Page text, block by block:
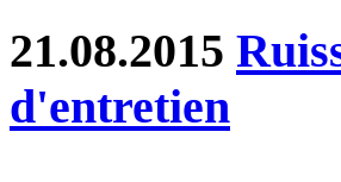
21.08.2015
d'entretien